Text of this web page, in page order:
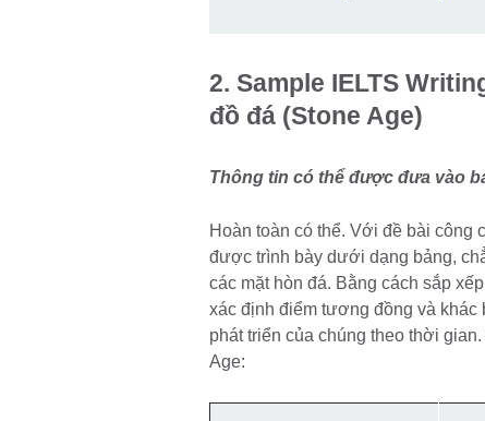
2. Sample IELTS
đồ đá (Stone Age)
Thông tin có thể được đưa vào
Hoàn toàn có thể. Với đề bài công
được trình bày dưới dạng bảng,
các mặt hòn đá. Bằng cách sắp
xác định điểm tương đồng và
phát triển của chúng theo thời
Age: